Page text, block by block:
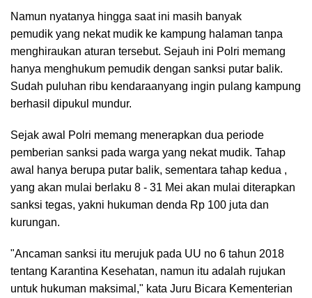
Namun nyatanya hingga saat ini masih banyak
pemudik yang nekat mudik ke kampung halaman tanpa
menghiraukan aturan tersebut. Sejauh ini Polri memang
hanya menghukum pemudik dengan sanksi putar balik.
Sudah puluhan ribu kendaraanyang ingin pulang kampung
berhasil dipukul mundur.
Sejak awal Polri memang menerapkan dua periode
pemberian sanksi pada warga yang nekat mudik. Tahap
awal hanya berupa putar balik, sementara tahap kedua ,
yang akan mulai berlaku 8 - 31 Mei akan mulai diterapkan
sanksi tegas, yakni hukuman denda Rp 100 juta dan
kurungan.
"Ancaman sanksi itu merujuk pada UU no 6 tahun 2018
tentang Karantina Kesehatan, namun itu adalah rujukan
untuk hukuman maksimal," kata Juru Bicara Kementerian